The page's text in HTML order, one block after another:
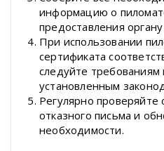
информацию о
предоставления
При использовании
сертификата
следуйте
установленным
Регулярно проверяйте
отказного письма и
необходимости.